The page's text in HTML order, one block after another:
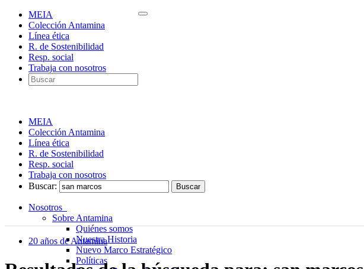
MEIA
Colección Antamina
Línea ética
R. de Sostenibilidad
Resp. social
Trabaja con nosotros
MEIA
Colección Antamina
Línea ética
R. de Sostenibilidad
Resp. social
Trabaja con nosotros
Buscar:
Nosotros
Sobre Antamina
Quiénes somos
Nuestra Historia
Nuevo Marco Estratégico
Políticas
20 años de Antamina